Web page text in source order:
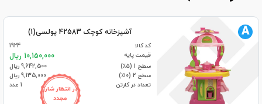
در انتظار شارژ
مجدد
آشپزخانه کوچک 42583 پولسی(1)
کد کالا
1924
قیمت پایه
10,150,000 ریال
سطح 1 (۵٪)
9,642,500 ریال
سطح 2 (۱۰٪)
9,135,000 ریال
تعداد در کارتن
1 عدد
A